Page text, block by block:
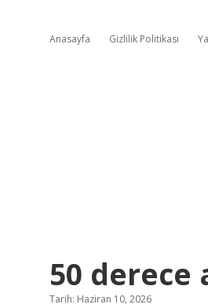
Anasayfa Gizlilik Politikası
50 derece
Tarih: Haziran 10, 2026